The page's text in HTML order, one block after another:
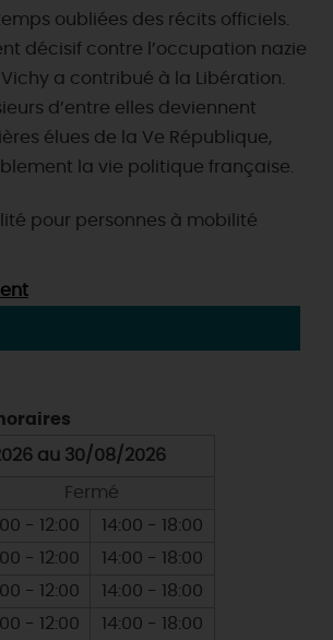
oubliées des récits officiels.
décisif contre l’occupation nazie
a contribué à la Libération.
d’entre elles deviennent
élues de la Ve République,
la vie politique française.
pour personnes à mobilité
au 30/08/2026
Fermé
- 12:00
14:00 - 18:00
- 12:00
14:00 - 18:00
- 12:00
14:00 - 18:00
- 12:00
14:00 - 18:00